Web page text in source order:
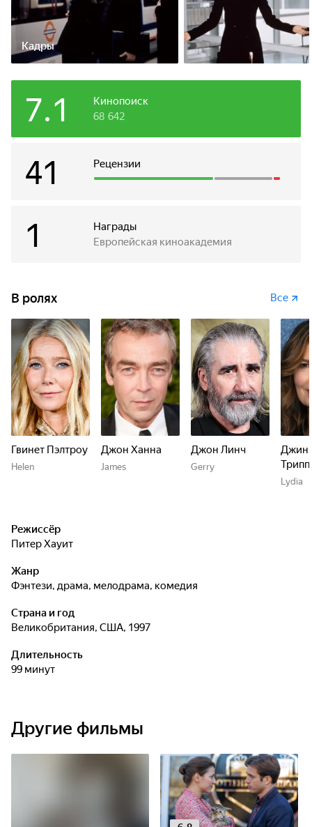
Кадры
Кинопоиск
7.1 68 642
Рецензии
41
Награды
1 Европейская киноакадемия
В ролях Все
Гвинет Пэлтроу
Helen
Джон Ханна
James
Джон Линч
Gerry
Lydia
Режиссёр
Питер Хауит
Жанр
фэнтези, драма, мелодрама, комедия
Страна и год
Великобритания, США, 1997
Длительность
99 минут
Другие фильмы